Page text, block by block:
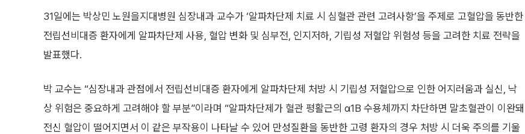
31일에는 박상민 노원을지대병원 심장내과 교수가 ‘알파차단제 치료 시 심혈관 관련 고려사항’을 주제로 고혈압을 동반한
전립선비대증 환자에게 알파차단제 사용, 혈압 변화 및 심부전, 인지저하, 기립성 저혈압 위험성 등을 고려한 치료 전략을
발표했다.
박 교수는 “심장내과 관점에서 전립선비대증 환자에게 알파차단제 처방 시 기립성 저혈압으로 인한 어지러움과 실신, 낙
상 위험은 중요하게 고려해야 할 부분”이라며 “알파차단제가 혈관 평활근의 α1B 수용체까지 차단하면 말초혈관이 이완돼
전신 혈압이 떨어지면서 이 같은 부작용이 나타날 수 있어 만성질환을 동반한 고령 환자의 경우 처방 시 더욱 주의를 기울